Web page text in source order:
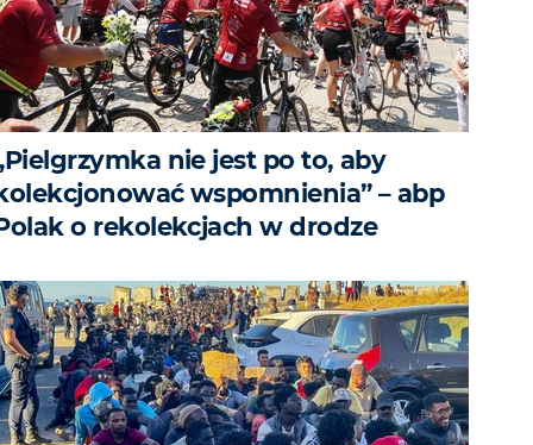
nie jest po to, aby
wspomnienia” – abp
o rekolekcjach w drodze